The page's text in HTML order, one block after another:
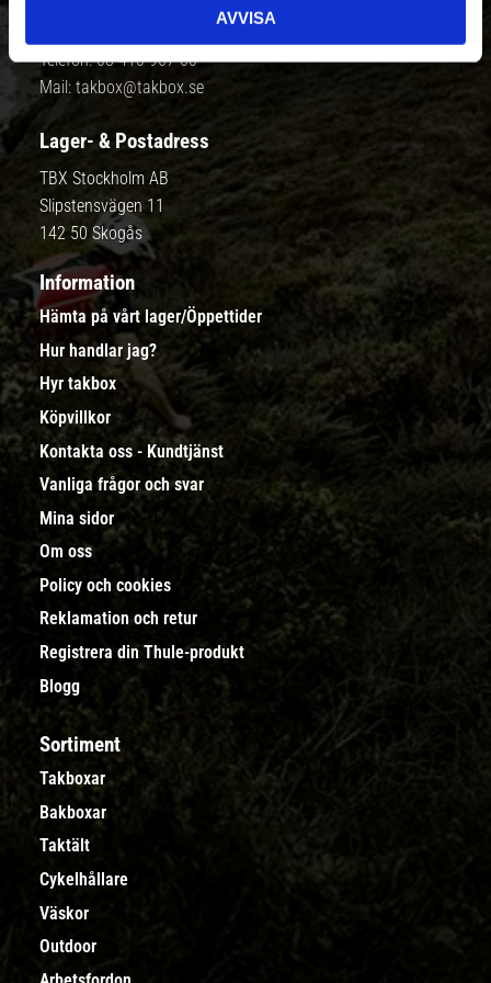
AVVISA
Telefon:08-410 967 00
Mail: takbox@takbox.se
Lager- & Postadress
TBX Stockholm AB
Slipstensvägen 11
142 50 Skogås
Information
Hämta på vårt lager/Öppettider
Hur handlar jag?
Hyr takbox
Köpvillkor
Kontakta oss - Kundtjänst
Vanliga frågor och svar
Mina sidor
Om oss
Policy och cookies
Reklamation och retur
Registrera din Thule-produkt
Blogg
Sortiment
Takboxar
Bakboxar
Taktält
Cykelhållare
Väskor
Outdoor